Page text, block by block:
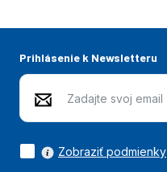
Prihlásenie k Newsletteru
Zobraziť podmienky